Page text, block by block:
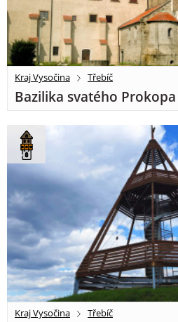
Kraj Vysočina Třebíč
Bazilika svatého
Kraj Vysočina Třebíč